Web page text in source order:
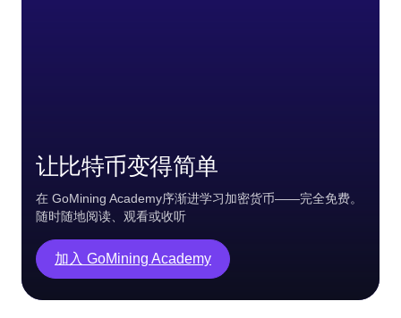
让比特币变得简单
在 GoMining Academy序渐进学习加密货币——完全免费。
随时随地阅读、观看或收听
加入 GoMining Academy